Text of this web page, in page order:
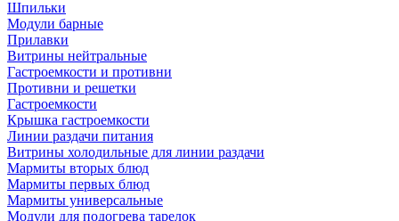
Шпильки
Модули барные
Прилавки
Витрины нейтральные
Гастроемкости и противни
Противни и решетки
Гастроемкости
Крышка гастроемкости
Линии раздачи питания
Витрины холодильные для линии раздачи
Мармиты вторых блюд
Мармиты первых блюд
Мармиты универсальные
Модули для подогрева тарелок